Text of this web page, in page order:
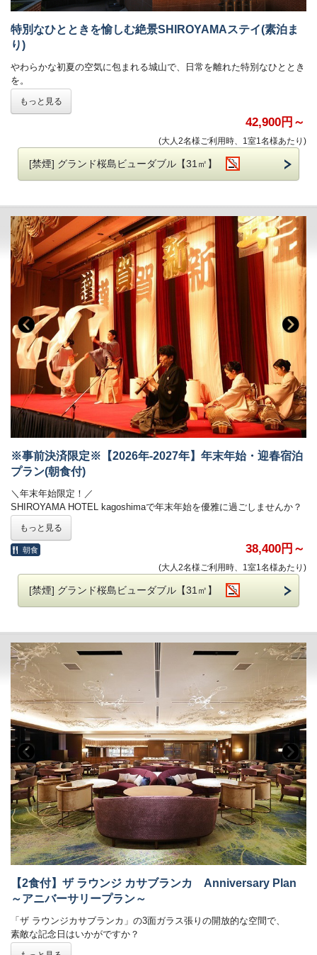
■朝食
旬の味覚と郷土の味が並ぶ、和洋約80種類の朝食ビュッフェ
※状況により会場や提供方法の変更が発生する場合がございます。
プレミアムルームのみ
ザ ラウンジ カサブランカ（4F)「エグゼクティブブレックファースト」
■添寝施設使用料のご案内（税込）
小学生：4,400円 幼児：1,650円 3歳未満：無料
※年末年始は、上記料金と異なります。お問合せくださいませ。
※添寝ご利用のお子様のご年齢をお知らせくださいませ。
■複数部屋をご予約の際、フロアが分かれる場合がございます。
■ホテル敷地内駐車場 料金のご案内
普通車：1,300円（※2泊目以降は500円）
ご予約制ではございません。
特別なひとときを愉しむ絶景SHIROYAMAステイ(素泊ま
り)
やわらかな初夏の空気に包まれる城山で、日常を離れた特別なひととき
を。
とともに、ゆったりとした時間をお過ごしいただけます。
ふとした瞬間に感じる季節のきらめきや、移ろう景色の美しさ。
ください。
せ。
■展望露天温泉「さつま乃湯」をご利用いただけます
※清掃のため11:00～13:00はクローズ
■添寝につきましては、ベッド１台につきお子様１名様まで利用可能。
（税込・食事代別）
添寝施設使用料：小学生 4,400円 / 幼児 1,650円 / 2歳以下
無料
朝食代：小学生 1,300円 / 幼児 550円 / 2歳以下 無料
※添寝のお子様がいらっしゃる場合、ご年齢をお知らせくださいま
せ。
■複数部屋をご予約の際、フロアが分かれる場合がございます。
■連泊で異なるお部屋タイプをご選択の場合、ルームチェンジが発生す
る旨ご了承ください。
■ホテル敷地内駐車場 料金のご案内
普通車：1,300円（※2泊目以降は500円）
もっと見る
42,900円～
(大人2名様ご利用時、1室1名様あたり)
[禁煙] グランド桜島ビューダブル【31㎡】
※事前決済限定※【2026年-2027年】年末年始・迎春宿泊
プラン(朝食付)
＼年末年始限定！／
SHIROYAMA HOTEL kagoshimaで年末年始を優雅に過ごしませんか？
さい！
※事前カード決済限定※
い。
※プレミアムツイン（トリプル）・デラックスツインへご宿泊のお客
様へ
「エグゼクティブブレックファースト」をご準備いたします。
ビュッフェへ変更希望の際はチェックイン時にお申し出くださいま
せ。
■展望露天温泉「さつま乃湯」をご利用いただけます
※清掃のため11:00～13:00はクローズ
■添寝につきましては、ベッド１台につきお子様１名様まで利用可能。
（税込・食事代別）
【2026/12/26～2026/12/30】
添寝施設使用料：小学生 4,400円 / 幼児 1,650円 / 2歳以下
無料
朝食代：小学生 1,300円 / 幼児 550円 / 2歳以下 無料
添寝施設使用料：小学生 8,300円 / 幼児 5,470円 / 2歳以下
無料
※添寝のお子様がいらっしゃる場合、ご年齢をお知らせくださいま
せ。
もっと見る
朝食 38,400円～
(大人2名様ご利用時、1室1名様あたり)
[禁煙] グランド桜島ビューダブル【31㎡】
【2食付】ザ ラウンジ カサブランカ Anniversary Plan
～アニバーサリープラン～
「ザ ラウンジカサブランカ」の3面ガラス張りの開放的な空間で、
素敵な記念日はいかがですか？